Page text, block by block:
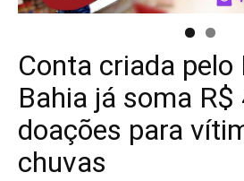
Conta criada pelo
Bahia já soma
doações para
chuvas